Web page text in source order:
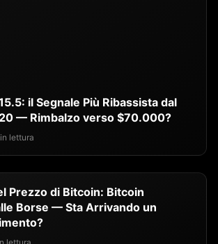
il Segnale Più Ribassista dal
— Rimbalzo verso $70.000?
lettura
Prezzo di Bitcoin: Bitcoin
Borse — Sta Arrivando un